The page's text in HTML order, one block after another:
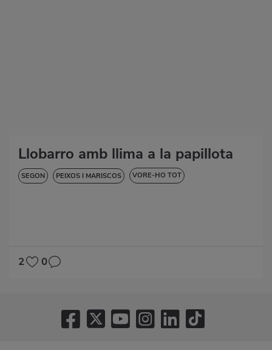
Llobarro amb llima a la papillota
SEGON PEIXOS I MARISCOS VORE-HO TOT
2 0